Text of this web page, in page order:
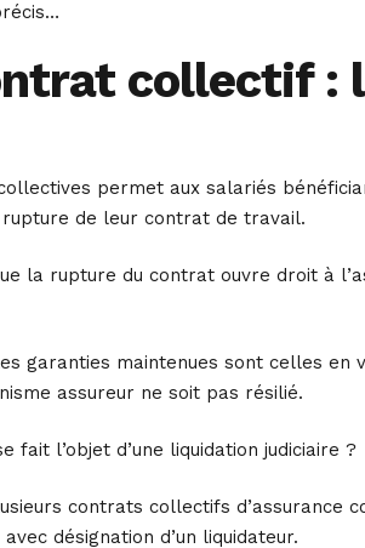
collectif :
permet aux salariés
de leur contrat de travail.
la rupture du contrat ouvre droit à
garanties maintenues sont celles en
assureur ne soit pas résilié.
l’objet d’une liquidation judiciaire ?
contrats collectifs
désignation d’un liquidateur.